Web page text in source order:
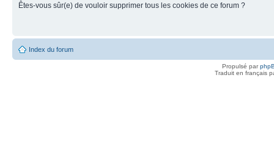
Êtes-vous sûr(e) de vouloir supprimer tous les cookies de ce forum ?
Index du forum
Propulsé par
Traduit en français